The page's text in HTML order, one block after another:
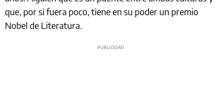
que, por si fuera poco, tiene en su poder un premio
Nobel de Literatura.